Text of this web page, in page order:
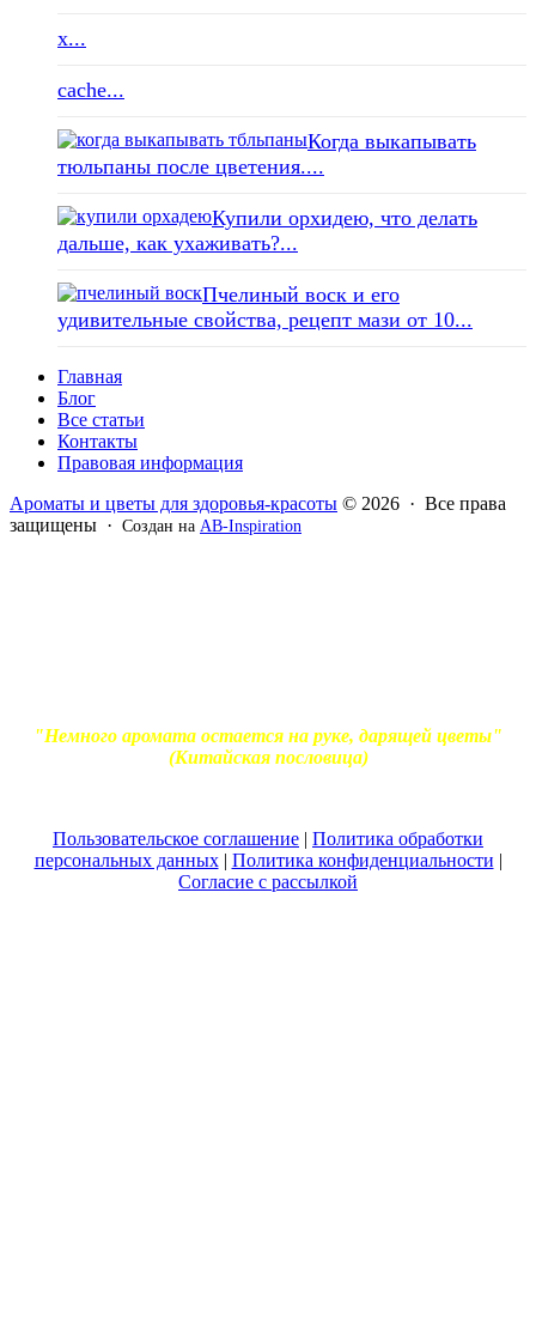
x...
cache...
Когда выкапывать
тюльпаны после цветения....
Купили орхидею, что делать
дальше, как ухаживать?...
Пчелиный воск и его
удивительные свойства, рецепт мази от 10...
Главная
Блог
Все статьи
Контакты
Правовая информация
Ароматы и цветы для здоровья-красоты © 2026 · Все права
защищены · Создан на AB-Inspiration
"Немного аромата остается на руке, дарящей цветы"
(Китайская пословица)
Пользовательское соглашение | Политика обработки
персональных данных| Политика конфиденциальности |
Согласие с рассылкой